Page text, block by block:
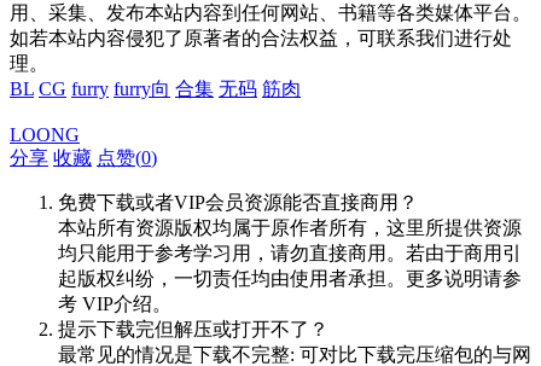
用、采集、发布本站内容到任何网站、书籍等各类媒体平台。
如若本站内容侵犯了原著者的合法权益，可联系我们进行处
理。
BL CG furry furry向 合集 无码 筋肉
LOONG
分享 收藏 点赞(0)
免费下载或者VIP会员资源能否直接商用？
本站所有资源版权均属于原作者所有，这里所提供资源
均只能用于参考学习用，请勿直接商用。若由于商用引
起版权纠纷，一切责任均由使用者承担。更多说明请参
考 VIP介绍。
提示下载完但解压或打开不了？
最常见的情况是下载不完整: 可对比下载完压缩包的与网